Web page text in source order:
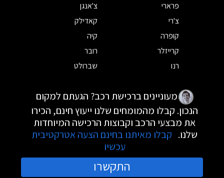
פרארי
צ'אנגן
צ'רי
קאדילק
קופרה
קיה
קרייזלר
רובר
רנו
שברולט
מעוניינים ברכישת רכב? הגעתם למקום
הנכון. קבלו מהמומחים שלנו ייעוץ חינם, הכירו
את מבצעי הרכב וקבוצות הרכישה המיוחדות
שלנו. קבלו מאיתנו בחינם הצעה אטרקטיבית
עכשיו
התקשרו